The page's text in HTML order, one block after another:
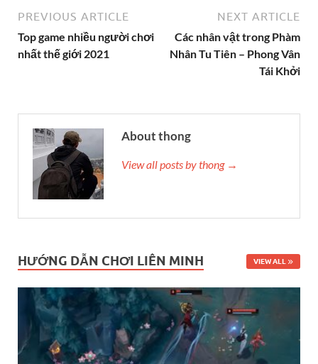
PREVIOUS ARTICLE
Top game nhiều người chơi
nhất thế giới 2021
NEXT ARTICLE
Các nhân vật trong Phàm
Nhân Tu Tiên – Phong Vân
Tái Khởi
About thong
View all posts by thong →
HƯỚNG DẪN CHƠI LIÊN MINH VIEW ALL